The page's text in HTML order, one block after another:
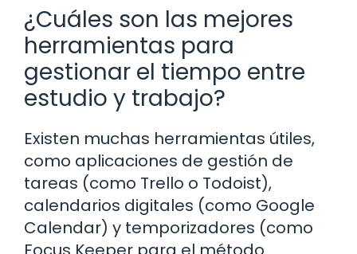
¿Cuáles son las mejores
herramientas para
gestionar el tiempo entre
estudio y trabajo?
Existen muchas herramientas útiles,
como aplicaciones de gestión de
tareas (como Trello o Todoist),
calendarios digitales (como Google
Calendar) y temporizadores (como